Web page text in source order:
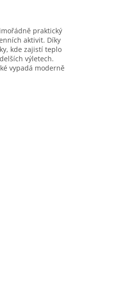
praktický
aktivit. Díky
kde zajistí teplo
výletech.
vypadá moderně